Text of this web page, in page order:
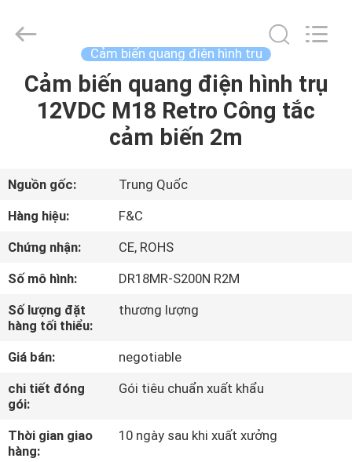
TRANG
CHỦ
SẢN
PHẨM
CHÚNG
TÔI
THAM
QUAN
MÁY
supplier.
Copyright
Co.,Ltd.
Reserved.
Cảm biến quang điện hình trụ
Cảm biến quang điện hình trụ
12VDC M18 Retro Công tắc
cảm biến 2m
Nguồn gốc:
Trung Quốc
Hàng hiệu:
F&C
Chứng nhận:
CE, ROHS
Số mô hình:
DR18MR-S200N R2M
Số lượng đặt
hàng tối thiểu:
thương lượng
Giá bán:
negotiable
chi tiết đóng
gói:
Gói tiêu chuẩn xuất khẩu
Thời gian giao
hàng:
10 ngày sau khi xuất xưởng